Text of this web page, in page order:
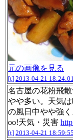
元の画像を見る
[t] 2013-04-21 18:24:01
名古屋の花粉飛
やや多い。天気
の風日中やや強
oo!天気・災害
[t] 2013-04-21 18:59:55